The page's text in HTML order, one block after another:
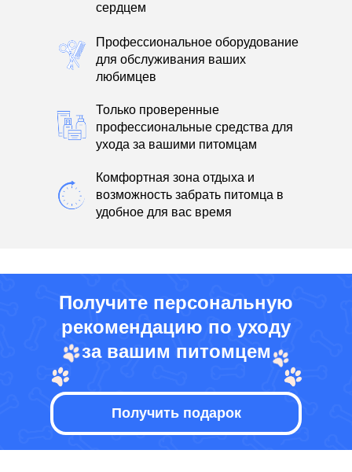
сердцем
Профессиональное оборудование
для обслуживания ваших
любимцев
Только проверенные
профессиональные средства для
ухода за вашими питомцам
Комфортная зона отдыха и
возможность забрать питомца в
удобное для вас время
Получить подарок
Получите персональную
рекомендацию по уходу
за вашим питомцем